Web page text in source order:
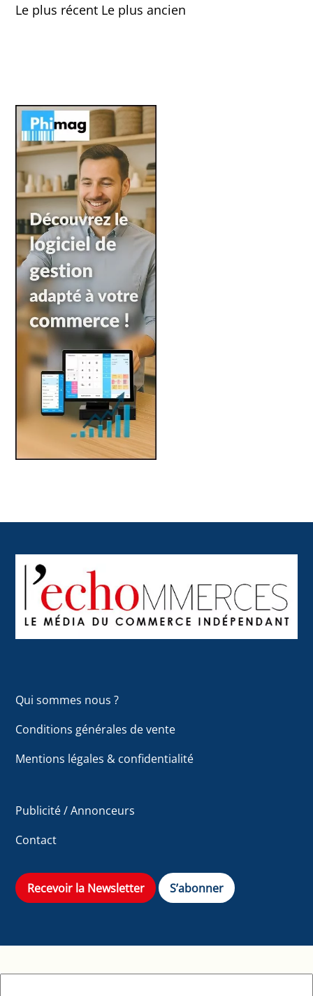
Le plus récent Le plus ancien
To
Top
Qui sommes nous ?
Conditions générales de vente
Mentions légales & confidentialité
Publicité / Annonceurs
Contact
Recevoir la Newsletter S’abonner